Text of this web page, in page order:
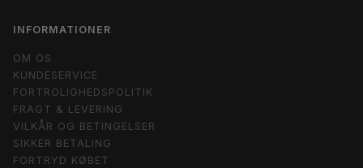
INFORMATIONER
OM OS
KUNDESERVICE
FORTROLIGHEDSPOLITIK
FRAGT & LEVERING
VILKÅR OG BETINGELSER
SIKKER BETALING
FORTRYD KØBET